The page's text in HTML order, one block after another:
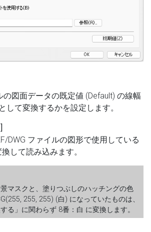
の図面データの既定値 (Default) の線幅
して変換するかを設定します。
DWG ファイルの図形で使用している
して読み込みます。
マスクと、塗りつぶしのハッチングの色
255, 255) (白) になっていたものは、
る」に関わらず 8番：白 に変換します。